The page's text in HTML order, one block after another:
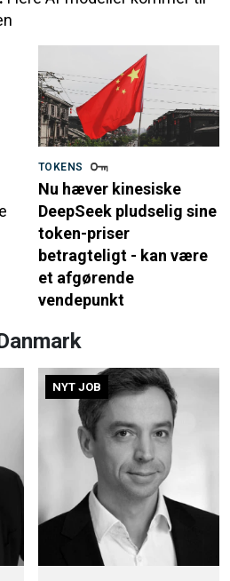
TOKENS
Nu hæver kinesiske
DeepSeek pludselig sine
token-priser
betragteligt - kan være
et afgørende
vendepunkt
NYT JOB